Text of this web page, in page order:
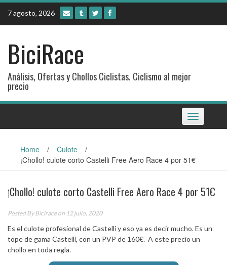
Skip
content
7 agosto, 2026
BiciRace
Análisis, Ofertas y Chollos Ciclistas. Ciclismo al mejor
precio
Toggle
navigation
Home / Culote
/
¡Chollo! culote corto Castelli Free Aero Race 4 por 51€
¡Chollo! culote corto Castelli Free Aero Race 4 por 51€
Posted ByBiciraceon 12 julio, 2020
Es el culote profesional de Castelli y eso ya es decir mucho. Es un
tope de gama Castelli, con un PVP de 160€. A este precio un
chollo en toda regla.